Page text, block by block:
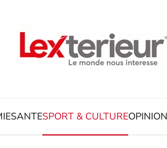
SANTESPORT & CULTURE